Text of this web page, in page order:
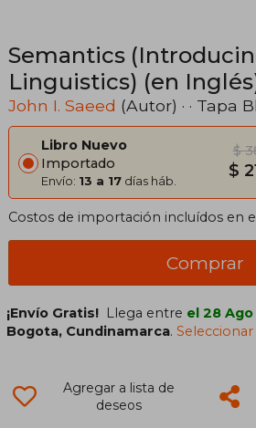
Semantics
Linguistics) (en
John I. Saeed (Autor) · · Tapa
Libro Nuevo
Importado
Envío: 13 a 17 días háb.
$
$
Costos de importación incluídos en
Comprar
¡Envío Gratis! Llega entre el 28 Ago
Bogota, Cundinamarca.
Agregar a lista de
deseos